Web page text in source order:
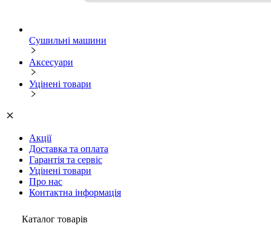
Сушильні машини
Аксесуари
Уцінені товари
Акції
Доставка та оплата
Гарантія та сервіс
Уцінені товари
Про нас
Контактна інформація
Каталог товарів